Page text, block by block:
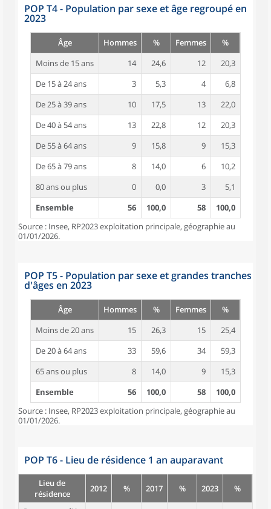
POP T4 - Population par sexe et âge regroupé en
2023
Âge Hommes % Femmes
%
Moins de 15 ans
14 24,6 12
20,3
De 15 à 24 ans
3 5,3 4
6,8
De 25 à 39 ans
10 17,5 13
22,0
De 40 à 54 ans
13 22,8 12
20,3
De 55 à 64 ans
9 15,8 9
15,3
De 65 à 79 ans
8 14,0 6
10,2
80 ans ou plus
0 0,0 3
5,1
Ensemble
56 100,0 58
100,0
Source : Insee, RP2023 exploitation principale, géographie au
01/01/2026.
POP T5 - Population par sexe et grandes tranches
d'âges en 2023
Âge Hommes % Femmes
%
Moins de 20 ans
15 26,3 15
25,4
De 20 à 64 ans
33 59,6 34
59,3
65 ans ou plus
8 14,0 9
15,3
Ensemble
56 100,0 58
100,0
Source : Insee, RP2023 exploitation principale, géographie au
01/01/2026.
POP T6 - Lieu de résidence 1 an auparavant
Lieu de
résidence
2012 % 2017 % 2023 %